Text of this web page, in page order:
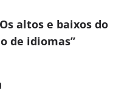
altos e baixos do
de idiomas”